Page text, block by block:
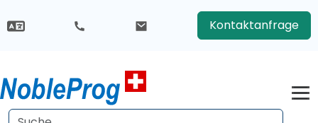
Kontaktanfrage